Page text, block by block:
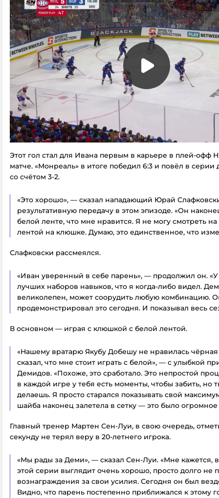
Этот гол стал для Ивана первым в карьере в плей-офф
матче. «Монреаль» в итоге победил 6:3 и повёл в серии
со счётом 3-2.
«Это хорошо», — сказал нападающий Юрай
результативную передачу в этом эпизоде. «Он
белой ленте, что мне нравится. Я не могу смотреть
лентой на клюшке. Думаю, это единственное, что
Слафковски рассмеялся.
«Иван уверенный в себе парень», — продолжил он.
лучших наборов навыков, что я когда-либо видел.
великолепен, может соорудить любую комбинацию.
продемонстрировал это сегодня. И показывал весь
В основном — играя с клюшкой с белой лентой.
«Нашему вратарю Якубу Добешу не нравилась
сказал, что мне стоит играть с белой», — с улыбкой
Демидов. «Похоже, это сработало. Это непростой
в каждой игре у тебя есть моменты, чтобы забить, но
делаешь. Я просто старался показывать свой
шайба наконец залетела в сетку — это было
Главный тренер Мартен Сен-Луи, в свою очередь,
секунду не терял веру в 20-летнего игрока.
«Мы рады за Деми», — сказал Сен-Луи. «Мне кажется,
этой серии выглядит очень хорошо, просто долго не
вознаграждения за свои усилия. Сегодня он был
Видно, что парень постепенно приближался к этому